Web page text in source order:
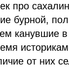
про
бурной,
канувшие в
от них